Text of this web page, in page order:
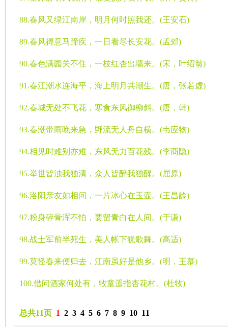
88.春风又绿江南岸，明月何时照我还。 (王安石)
89.春风得意马蹄疾，一日看尽长安花。 (孟郊)
90.春色满园关不住，一枝红杏出墙来。 (宋，叶绍翁)
91.春江潮水连海平，海上明月共潮生。 (唐，张若虚)
92.春城无处不飞花，寒食东风御柳斜。 (唐，韩)
93.春潮带雨晚来急，野流无人舟自横。 (韦应物)
94.相见时难别亦难，东风无力百花残。 (李商隐)
95.举世皆浊我独清，众人皆醉我独醒。 (屈原)
96.洛阳亲友如相问，一片冰心在玉壶。 (王昌龄)
97.粉身碎骨浑不怕，要留青白在人间。 (于谦)
98.战士军前半死生，美人帐下犹歌舞。 (高适)
99.莫怪春来便归去，江南虽好是他乡。 (明，王慕)
100.借问酒家何处有，牧童遥指杏花村。 (杜牧)
总共11页 1 2 3 4 5 6 7 8 9 10 11